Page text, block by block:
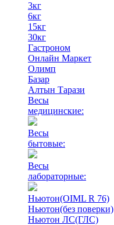
3кг
6кг
15кг
30кг
Гастроном
Онлайн Маркет
Олимп
Базар
Алтын Тарази
Весы
медицинские:
Весы
бытовые:
Весы
лабораторные:
Ньютон(OIML R 76)
Ньютон(без поверки)
Ньютон ЛС(ГЛС)